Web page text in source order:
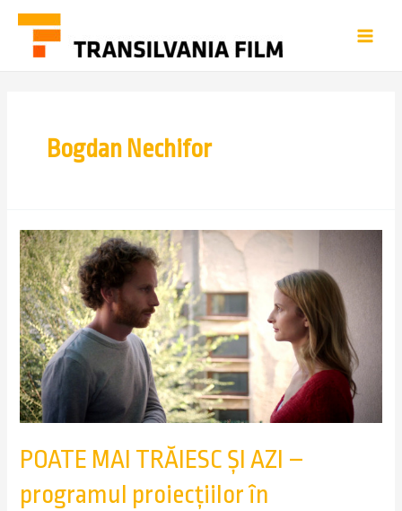
Bogdan Nechifor
POATE MAI TRĂIESC ȘI AZI –
programul proiecțiilor în